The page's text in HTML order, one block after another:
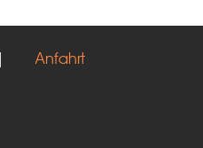
Anfahrt